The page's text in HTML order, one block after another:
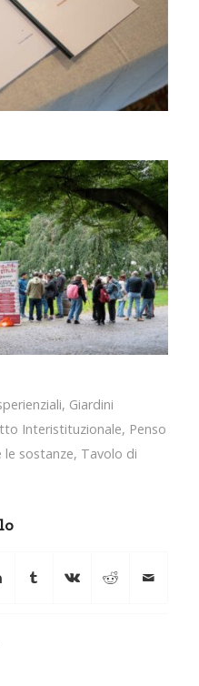
, Giardini
Interistituzionale, Penso
le sostanze, Tavolo di